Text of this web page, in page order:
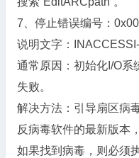
7、停止错误编号：
说明文字：
通常原因：初始化I/O系
失败。
解决方法：引导扇区病
反病毒软件的最新版本
如果找到病毒，则必须